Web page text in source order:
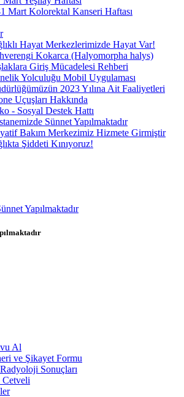
Mart Kolorektal Kanseri Haftası
Hayat Merkezlerimizde Hayat Var!
Kokarca (Halyomorpha halys)
Giriş Mücadelesi Rehberi
Yolculuğu Mobil Uygulaması
2023 Yılına Ait Faaliyetleri
Uçuşları Hakkında
- Sosyal Destek Hattı
Sünnet Yapılmaktadır
Bakım Merkezimiz Hizmete Girmiştir
Şiddeti Kınıyoruz!
Yapılmaktadır
Al
ve Şikayet Formu
Sonuçları
Cetveli